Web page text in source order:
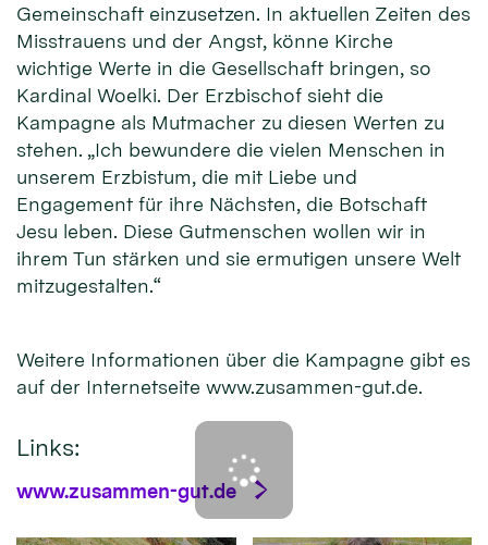
Gemeinschaft einzusetzen. In aktuellen Zeiten des
Misstrauens und der Angst, könne Kirche
wichtige Werte in die Gesellschaft bringen, so
Kardinal Woelki. Der Erzbischof sieht die
Kampagne als Mutmacher zu diesen Werten zu
stehen. „Ich bewundere die vielen Menschen in
unserem Erzbistum, die mit Liebe und
Engagement für ihre Nächsten, die Botschaft
Jesu leben. Diese Gutmenschen wollen wir in
ihrem Tun stärken und sie ermutigen unsere Welt
mitzugestalten.“
Weitere Informationen über die Kampagne gibt es
auf der Internetseite www.zusammen-gut.de.
Links:
www.zusammen-gut.de